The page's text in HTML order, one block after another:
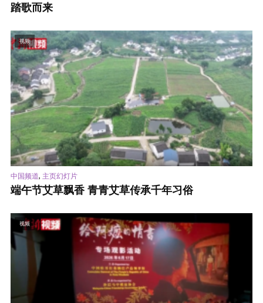
踏歌而来
视频
中国频道, 主页幻灯片
端午节艾草飘香 青青艾草传承千年习俗
视频